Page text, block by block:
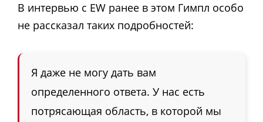
В интервью с EW ранее в этом Гимпл особо
не рассказал таких подробностей:
Я даже не могу дать вам
определенного ответа. У нас есть
потрясающая область, в которой мы